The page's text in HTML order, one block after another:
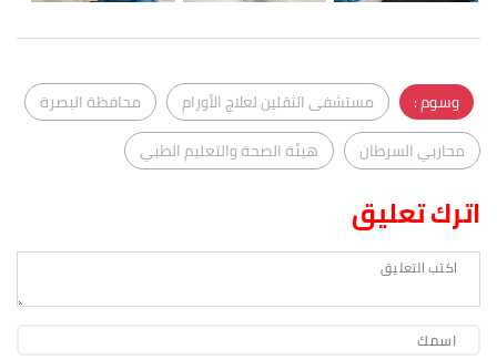
وسوم : مستشفى الثقلين لعلاج الأورام
محافظة البصرة
محاربي السرطان
هيئة الصحة والتعليم الطبي
اترك تعليق